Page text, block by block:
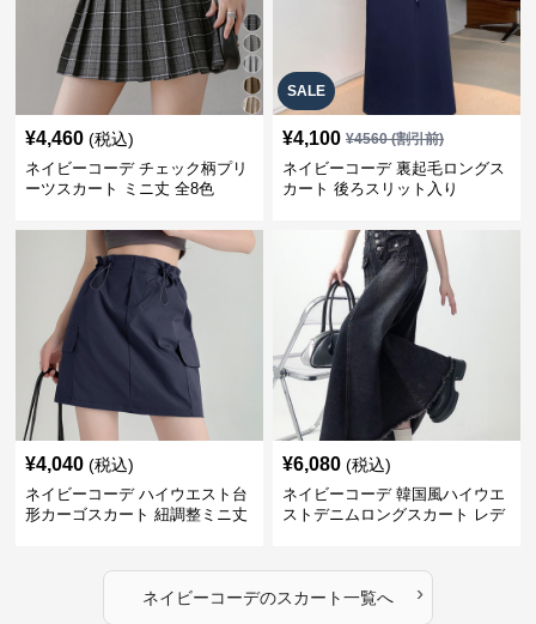
¥4,460 (税込)
ネイビーコーデ チェック柄プリ
ーツスカート ミニ丈 全8色
SALE
¥4,100 ¥4560(割引前)
ネイビーコーデ 裏起毛ロングス
カート 後ろスリット入り
¥4,040 (税込)
ネイビーコーデ ハイウエスト台
形カーゴスカート 紐調整ミニ丈
¥6,080 (税込)
ネイビーコーデ 韓国風ハイウエ
ストデニムロングスカート レデ
ネイビーコーデのスカート一覧へ ›